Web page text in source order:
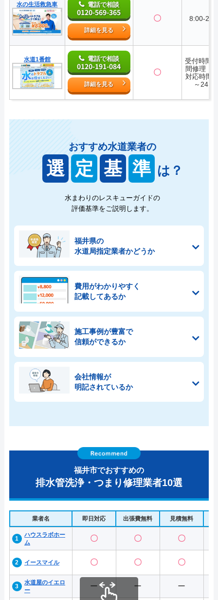
水の生活救急車 電話で相談
0120-569-365
詳細を見る
〇 8:00-
水道1番館 電話で相談
0120-191-084
詳細を見る
〇
受付時間
間修理・
対応時間
～24:00
おすすめ水道業者の
選 定 基 準 は？
水まわりのレスキューガイドの
評価基準をご説明します。
福井県の
水道局指定業者かどうか
費用がわかりやすく
記載してあるか
施工事例が豊富で
信頼ができるか
会社情報が
明記されているか
福井市でおすすめの
排水管洗浄・つまり修理業者10選
業者名 即日対応 出張費無料 見積無料
ハウスラボホー
ム
〇 〇 〇
イースマイル 〇 〇 〇
水道屋のイエロ
ー
ー ー ー